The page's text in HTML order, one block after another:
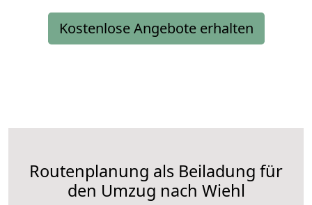
Kostenlose Angebote erhalten
Routenplanung als Beiladung für
den Umzug nach Wiehl